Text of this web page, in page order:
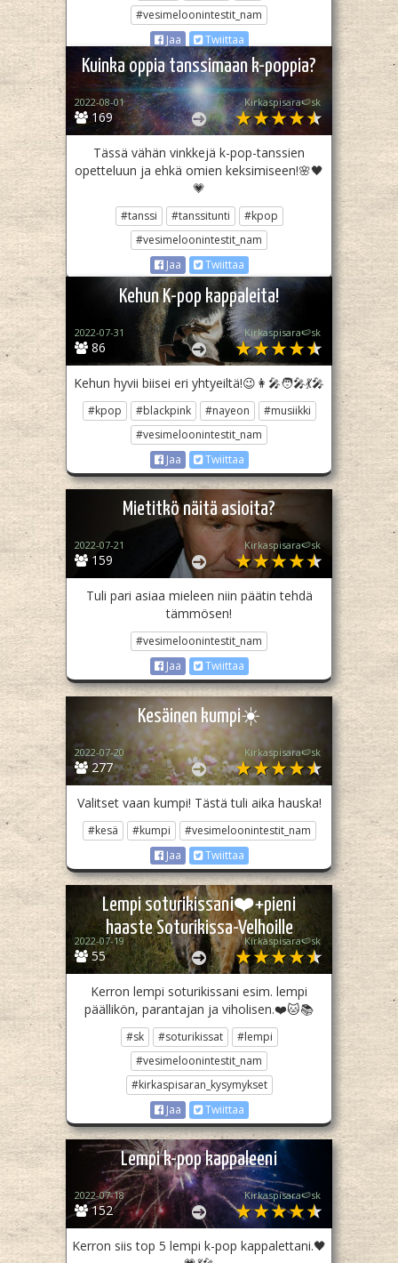
#vesimeloonintestit_nam
Jaa
Twiittaa
Kuinka oppia tanssimaan k-poppia?
169
2022-08-01 Kirkaspisara🍉sk
Tässä vähän vinkkejä k-pop-tanssien
opetteluun ja ehkä omien keksimiseen!🌸🖤
💗
#tanssi #tanssitunti
#kpop
#vesimeloonintestit_nam
Jaa
Twiittaa
Kehun K-pop kappaleita!
86
2022-07-31 Kirkaspisara🍉sk
Kehun hyvii biisei eri yhtyeiltä!😉👩‍🎤🧑‍🎤💃🎤
#kpop #blackpink #nayeon
#musiikki
#vesimeloonintestit_nam
Jaa
Twiittaa
Mietitkö näitä asioita?
159
2022-07-21 Kirkaspisara🍉sk
Tuli pari asiaa mieleen niin päätin tehdä
tämmösen!
#vesimeloonintestit_nam
Jaa
Twiittaa
Kesäinen kumpi☀️
277
2022-07-20 Kirkaspisara🍉sk
Valitset vaan kumpi! Tästä tuli aika hauska!
#kesä #kumpi
#vesimeloonintestit_nam
Jaa
Twiittaa
Lempi soturikissani❤️+pieni
haaste Soturikissa-Velhoille
55
2022-07-19 Kirkaspisara🍉sk
Kerron lempi soturikissani esim. lempi
päällikön, parantajan ja viholisen.❤️🐱📚
#sk #soturikissat
#lempi
#vesimeloonintestit_nam
#kirkaspisaran_kysymykset
Jaa
Twiittaa
Lempi k-pop kappaleeni
152
2022-07-18 Kirkaspisara🍉sk
Kerron siis top 5 lempi k-pop kappalettani.🖤